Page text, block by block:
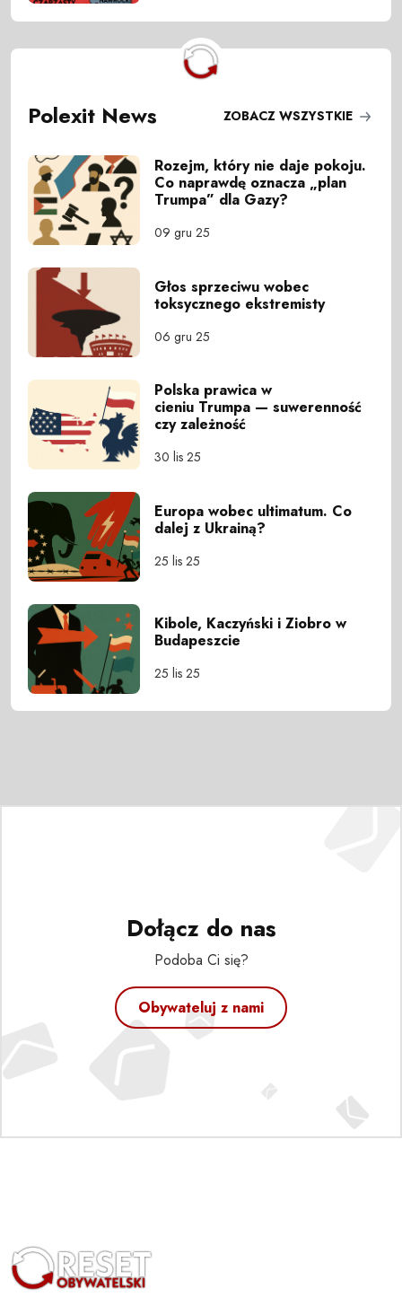
Polexit News ZOBACZ WSZYSTKIE
Rozejm, który nie daje pokoju.
Co naprawdę oznacza „plan
Trumpa” dla Gazy?
09 gru 25
Głos sprzeciwu wobec
toksycznego ekstremisty
06 gru 25
Polska prawica w
cieniu Trumpa — suwerenność
czy zależność
30 lis 25
Europa wobec ultimatum. Co
dalej z Ukrainą?
25 lis 25
Kibole, Kaczyński i Ziobro w
Budapeszcie
25 lis 25
Dołącz do nas
Podoba Ci się?
Obywateluj z nami